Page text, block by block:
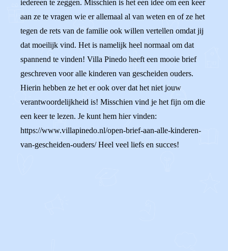
iedereen te zeggen. Misschien is het een idee om een keer
aan ze te vragen wie er allemaal al van weten en of ze het
tegen de rets van de familie ook willen vertellen omdat jij
dat moeilijk vind. Het is namelijk heel normaal om dat
spannend te vinden! Villa Pinedo heeft een mooie brief
geschreven voor alle kinderen van gescheiden ouders.
Hierin hebben ze het er ook over dat het niet jouw
verantwoordelijkheid is! Misschien vind je het fijn om die
een keer te lezen. Je kunt hem hier vinden:
https://www.villapinedo.nl/open-brief-aan-alle-kinderen-
van-gescheiden-ouders/ Heel veel liefs en succes!